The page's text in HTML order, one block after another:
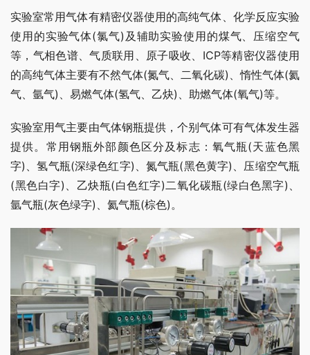
实验室常用气体有精密仪器使用的高纯气体、化学反应实验
使用的实验气体(氯气)及辅助实验使用的煤气、压缩空气
等，气相色谱、气质联用、原子吸收、ICP等精密仪器使用
的高纯气体主要有不然气体(氮气、二氧化碳)、惰性气体(氦
气、氩气)、易燃气体(氢气、乙炔)、助燃气体(氧气)等。
实验室用气主要由气体钢瓶提供，个别气体可有气体发生器
提供。常用钢瓶外部颜色区分及标志：氧气瓶(天蓝色黑
字)、氢气瓶(深绿色红字)、氮气瓶(黑色黄字)、压缩空气瓶
(黑色白字)、乙炔瓶(白色红字)二氧化碳瓶(绿白色黑字)、
氩气瓶(灰色绿字)、氦气瓶(棕色)。